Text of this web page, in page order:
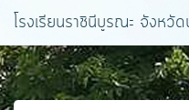
Skip
content
โรงเรียนราชินีบูรณะ จังหวั